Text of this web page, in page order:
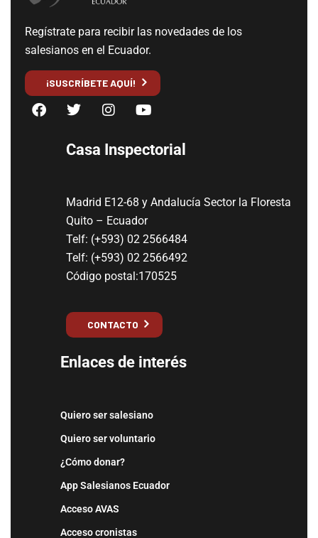
Regístrate para recibir las novedades de los
salesianos en el Ecuador.
¡SUSCRÍBETE AQUÍ!
Casa Inspectorial
Madrid E12-68 y Andalucía Sector la Floresta
Quito – Ecuador
Telf: (+593) 02 2566484
Telf: (+593) 02 2566492
Código postal:170525
CONTACTO
Enlaces de interés
Quiero ser salesiano
Quiero ser voluntario
¿Cómo donar?
App Salesianos Ecuador
Acceso AVAS
Acceso cronistas